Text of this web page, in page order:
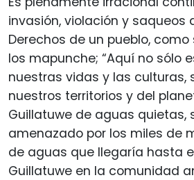
invasión, violación y saqueos
Derechos de un pueblo,
los mapunche; “Aquí no sólo
nuestras vidas y las culturas,
nuestros territorios y del
Guillatuwe de aguas quietas,
amenazado por los miles de
de aguas que llegaría hasta
Guillatuwe en la comunidad